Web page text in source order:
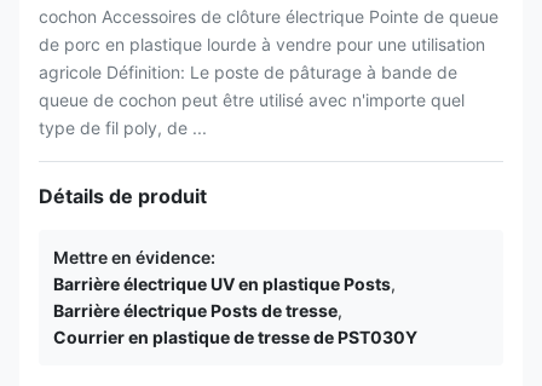
cochon Accessoires de clôture électrique Pointe de queue
de porc en plastique lourde à vendre pour une utilisation
agricole Définition: Le poste de pâturage à bande de
queue de cochon peut être utilisé avec n'importe quel
type de fil poly, de ...
Détails de produit
Mettre en évidence:
Barrière électrique UV en plastique Posts,
Barrière électrique Posts de tresse,
Courrier en plastique de tresse de PST030Y